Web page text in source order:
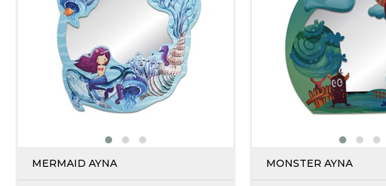
MERMAID AYNA MONSTER AYNA